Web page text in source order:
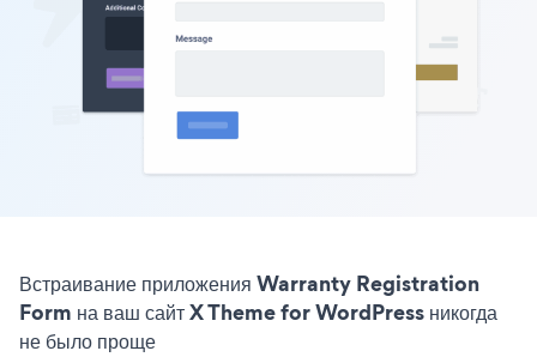
Встраивание приложения Warranty Registration
Form на ваш сайт X Theme for WordPress никогда
не было проще